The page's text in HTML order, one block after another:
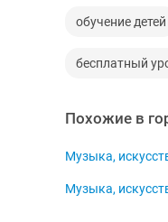
обучение детей
бесплатный
Похожие в
Музыка,
Музыка,